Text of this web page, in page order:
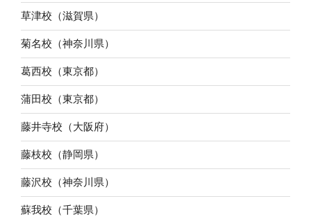
草津校（滋賀県）
菊名校（神奈川県）
葛西校（東京都）
蒲田校（東京都）
藤井寺校（大阪府）
藤枝校（静岡県）
藤沢校（神奈川県）
蘇我校（千葉県）